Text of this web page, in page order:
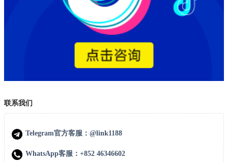
联系我们
Telegram官方客服：@link1188
WhatsApp客服：+852 46346602